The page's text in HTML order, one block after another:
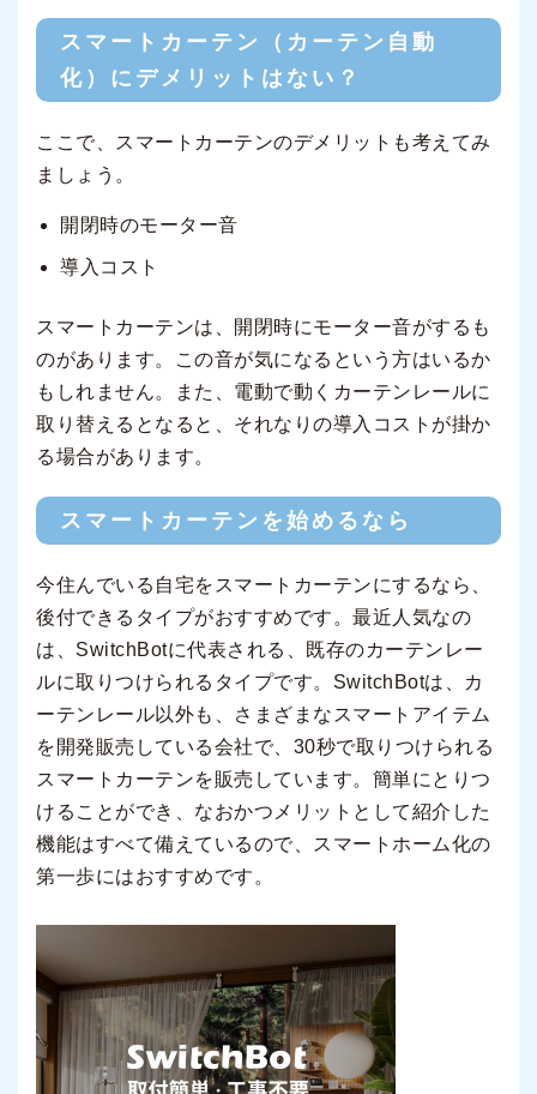
スマートカーテン（カーテン自動
化）にデメリットはない？
ここで、スマートカーテンのデメリットも考えてみ
ましょう。
開閉時のモーター音
導入コスト
スマートカーテンは、開閉時にモーター音がするも
のがあります。この音が気になるという方はいるか
もしれません。また、電動で動くカーテンレールに
取り替えるとなると、それなりの導入コストが掛か
る場合があります。
スマートカーテンを始めるなら
今住んでいる自宅をスマートカーテンにするなら、
後付できるタイプがおすすめです。最近人気なの
は、SwitchBotに代表される、既存のカーテンレー
ルに取りつけられるタイプです。SwitchBotは、カ
ーテンレール以外も、さまざまなスマートアイテム
を開発販売している会社で、30秒で取りつけられる
スマートカーテンを販売しています。簡単にとりつ
けることができ、なおかつメリットとして紹介した
機能はすべて備えているので、スマートホーム化の
第一歩にはおすすめです。